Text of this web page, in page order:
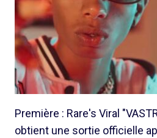
Première : Rare's Viral
obtient une sortie officielle